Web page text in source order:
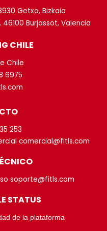
Getxo, Bizkaia
46100 Burjassot, Valencia
CHILE
Chile
6975
253
comercial@fitls.com
soporte@fitls.com
STATUS
de la plataforma